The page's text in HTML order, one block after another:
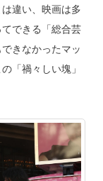
違い、映画は多
できる「総合芸
きなかったマッ
「禍々しい塊」